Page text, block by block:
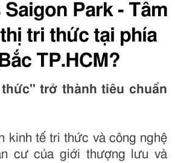
Park - Tâm
tri thức tại phía
TP.HCM?
trở thành tiêu chuẩn
kinh tế tri thức và công nghệ
cư của giới thượng lưu và